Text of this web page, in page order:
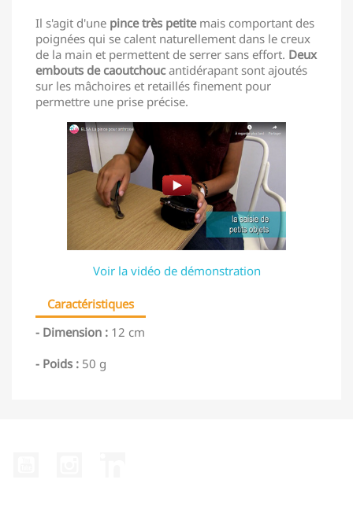
Il s'agit d'une pince très petitemais comportant des
poignées qui se calent naturellement dans le creux
de la main et permettent de serrer sans effort. Deux
embouts de caoutchoucantidérapant sont ajoutés
sur les mâchoires et retaillés finement pour
permettre une prise précise.
Voir la vidéo de démonstration
Caractéristiques
- Dimension : 12 cm
- Poids : 50 g